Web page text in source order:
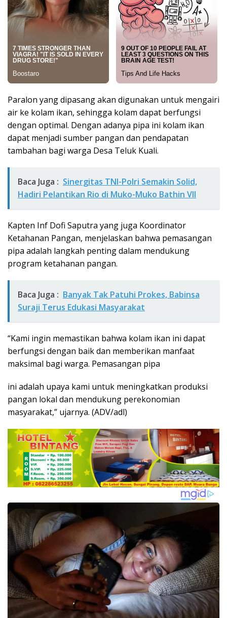
Paralon yang dipasang akan digunakan untuk mengairi
air ke kolam ikan, sehingga kolam dapat berfungsi
dengan optimal. Dengan adanya pipa ini kolam ikan
dapat menjadi sumber pangan dan pendapatan
tambahan bagi warga Desa Teluk Kuali.
Baca Juga : Sinergitas TNI-Polri Semakin Solid,
Hadiri Pelantikan Rio di Muko-Muko Bathin VII
Kapten Inf Dofi Saputra yang juga Koordinator
Ketahanan Pangan, menjelaskan bahwa pemasangan
pipa adalah langkah penting dalam mendukung
program ketahanan pangan.
Baca Juga : Banyak Tak Patuhi Prokes, Babinsa
Suraji Terus Edukasi Masyarakat
“Kami ingin memastikan bahwa kolam ikan ini dapat
berfungsi dengan baik dan memberikan manfaat
maksimal bagi warga. Pemasangan pipa
ini adalah upaya kami untuk meningkatkan produksi
pangan lokal dan mendukung perekonomian
masyarakat,” ujarnya. (ADV/adl)